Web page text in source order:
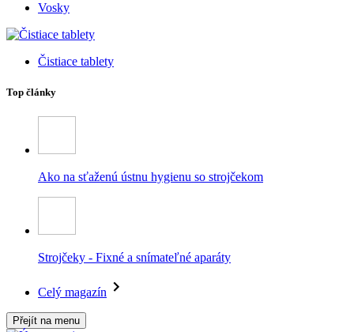
Vosky
Čistiace tablety
Top články
Ako na sťaženú ústnu hygienu so strojčekom
Strojčeky - Fixné a snímateľné aparáty
Celý magazín
Přejít na menu